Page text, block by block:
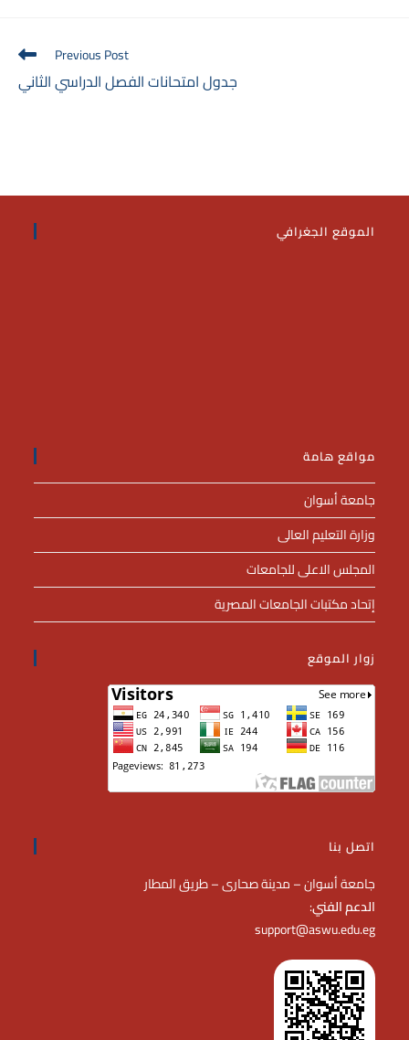
Read
more
articles
Previous Post
جدول امتحانات الفصل الدراسي الثاني
الموقع الجغرافي
مواقع هامة
جامعة أسوان
وزارة التعليم العالى
المجلس الاعلى للجامعات
إتحاد مكتبات الجامعات المصرية
زوار الموقع
اتصل بنا
جامعة أسوان – مدينة صحارى – طريق المطار
:الدعم الفني
support@aswu.edu.eg